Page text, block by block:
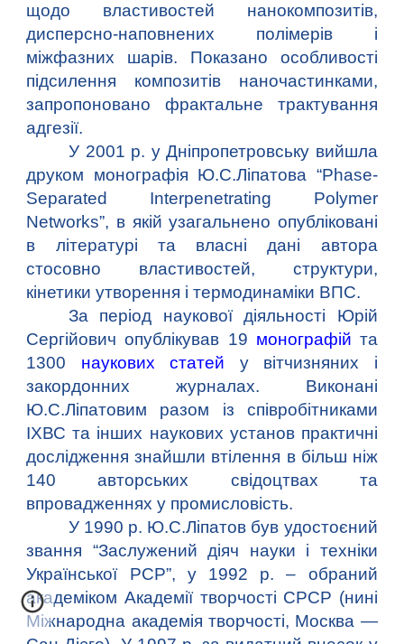
щодо властивостей нанокомпозитів,
дисперсно-наповнених полімерів і
міжфазних шарів. Показано особливості
підсилення композитів наночастинками,
запропоновано фрактальне трактування
адгезії.
У 2001 р. у Дніпропетровську вийшла
друком монографія Ю.С.Ліпатова “Phase-
Separated Interpenetrating Polymer
Networks”, в якій узагальнено опубліковані
в літературі та власні дані автора
стосовно властивостей, структури,
кінетики утворення і термодинаміки ВПС.
За період наукової діяльності Юрій
Сергійович опублікував 19 монографій та
1300 наукових статей
у вітчизняних і
закордонних журналах. Виконані
Ю.С.Ліпатовим разом із співробітниками
ІХВС та інших наукових установ практичні
дослідження знайшли втілення в більш ніж
140 авторських свідоцтвах та
впровадженнях у промисловість.
У 1990 р. Ю.С.Ліпатов був удостоєний
звання “Заслужений діяч науки і техніки
Української РСР”, у 1992 р. – обраний
академіком Академії творчості СРСР (нині
Міжнародна академія творчості, Москва —